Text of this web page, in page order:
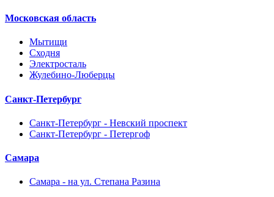
Московская область
Мытищи
Сходня
Электросталь
Жулебино-Люберцы
Санкт-Петербург
Санкт-Петербург - Невский проспект
Санкт-Петербург - Петергоф
Самара
Самара - на ул. Степана Разина